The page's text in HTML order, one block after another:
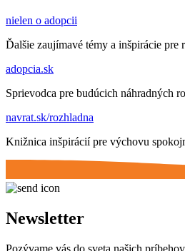
nielen o adopcii
Ďalšie zaujímavé témy a inšpirácie
adopcia.sk
Sprievodca pre budúcich náhradných
navrat.sk/rozhladna
Knižnica inšpirácií pre výchovu
Newsletter
Pozývame vás do sveta našich